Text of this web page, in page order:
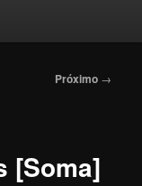
Próximo →
[Soma]